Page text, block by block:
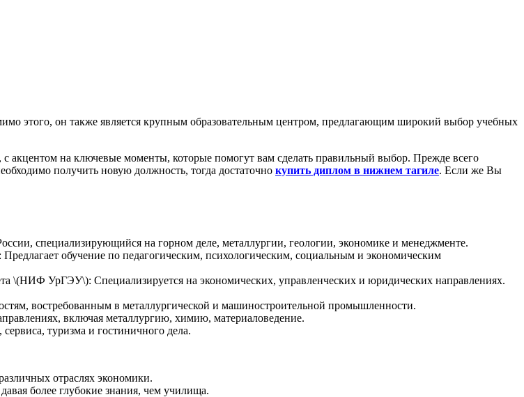
этого, он также является крупным образовательным центром, предлагающим широкий выбор учебных
на ключевые моменты, которые помогут вам сделать правильный выбор. Прежде всего
получить новую должность, тогда достаточно купить диплом в нижнем тагиле. Если же Вы
специализирующийся на горном деле, металлургии, геологии, экономике и менеджменте.
обучение по педагогическим, психологическим, социальным и экономическим
\(НИФ УрГЭУ\): Специализируется на экономических, управленческих и юридических направлениях.
востребованным в металлургической и машиностроительной промышленности.
включая металлургию, химию, материаловедение.
туризма и гостиничного дела.
отраслях экономики.
более глубокие знания, чем училища.